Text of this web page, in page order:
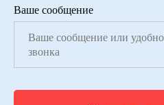
Ваше сообщение